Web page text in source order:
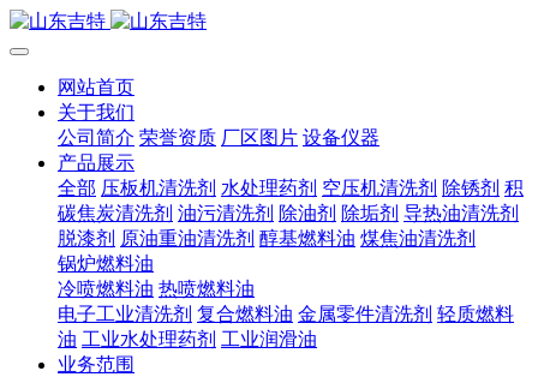
网站首页
关于我们
公司简介 荣誉资质 厂区图片 设备仪器
产品展示
全部 压板机清洗剂 水处理药剂 空压机清洗剂 除锈剂 积
碳焦炭清洗剂 油污清洗剂 除油剂 除垢剂 导热油清洗剂
脱漆剂 原油重油清洗剂 醇基燃料油 煤焦油清洗剂
锅炉燃料油
冷喷燃料油 热喷燃料油
电子工业清洗剂 复合燃料油 金属零件清洗剂 轻质燃料
油 工业水处理药剂 工业润滑油
业务范围